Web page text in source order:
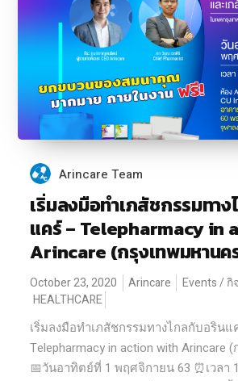
Arincare Team
เริ่มลงมือทำเภสัชกรรมทา
แคร์ – Telepharmacy in
Arincare (กรุงเทพมหานค
October 23, 2020 Arincare
Events / กิ
HEALTHCARE
เริ่มลงมือทำเภสัชกรรมทางไกลกับอรินแ
Telepharmacy in action with Arincare
📅วันอาทิตย์ที่ 1 พฤศจิกายน 63 ⏰เวลา